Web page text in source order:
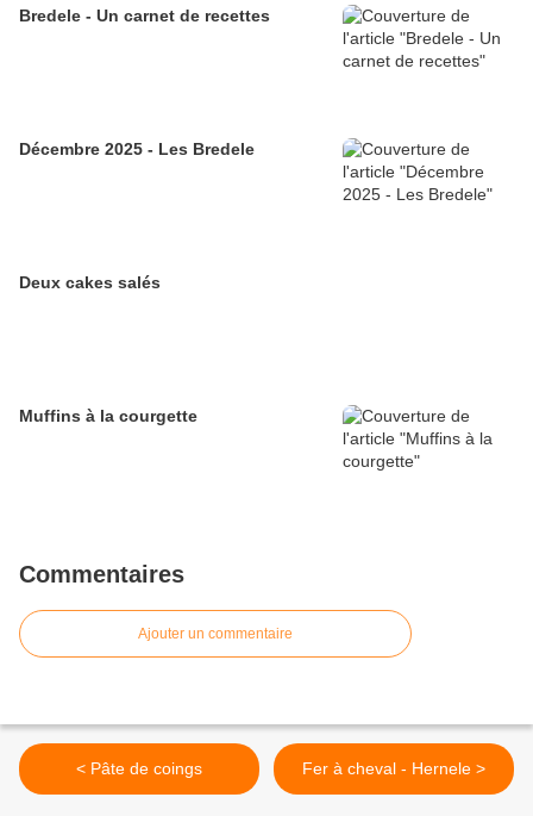
Bredele - Un carnet de recettes
Décembre 2025 - Les Bredele
Deux cakes salés
Muffins à la courgette
Commentaires
Ajouter un commentaire
< Pâte de coings Fer à cheval - Hernele >